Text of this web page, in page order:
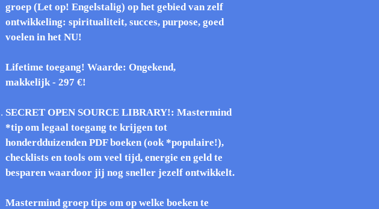
groep (Let op! Engelstalig) op het gebied van zelf
ontwikkeling: spiritualiteit, succes, purpose, goed
voelen in het NU!
Lifetime toegang! Waarde: Ongekend,
makkelijk - 297 €!
SECRET OPEN SOURCE LIBRARY!: Mastermind
*tip om legaal toegang te krijgen tot
honderdduizenden PDF boeken (ook *populaire!),
checklists en tools om veel tijd, energie en geld te
besparen waardoor jij nog sneller jezelf ontwikkelt.
Mastermind groep tips om op welke boeken te